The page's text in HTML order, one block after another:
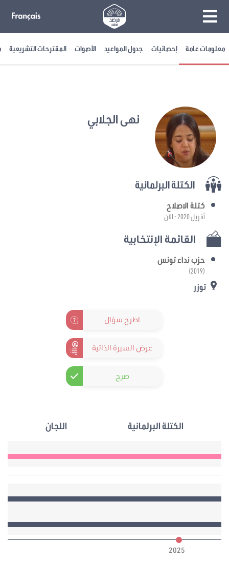
معلومات عامة إحصائيات جدول المواعيد الأصوات المقترحات التشريعية
نهى الجلابي
الكتلة البرلمانية
كتلة الاصلاح
أفريل 2020 - الآن
القائمة الإنتخابية
حزب نداء تونس
(2019)
توزر
اطرح سؤال
عرض السيرة الذاتية
صرح
الكتلة البرلمانية اللجان
2025